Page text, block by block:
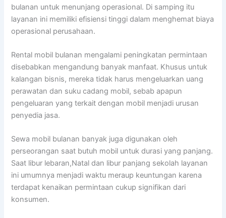
bulanan untuk menunjang operasional. Di samping itu
layanan ini memiliki efisiensi tinggi dalam menghemat biaya
operasional perusahaan.
Rental mobil bulanan mengalami peningkatan permintaan
disebabkan mengandung banyak manfaat. Khusus untuk
kalangan bisnis, mereka tidak harus mengeluarkan uang
perawatan dan suku cadang mobil, sebab apapun
pengeluaran yang terkait dengan mobil menjadi urusan
penyedia jasa.
Sewa mobil bulanan banyak juga digunakan oleh
perseorangan saat butuh mobil untuk durasi yang panjang.
Saat libur lebaran,Natal dan libur panjang sekolah layanan
ini umumnya menjadi waktu meraup keuntungan karena
terdapat kenaikan permintaan cukup signifikan dari
konsumen.